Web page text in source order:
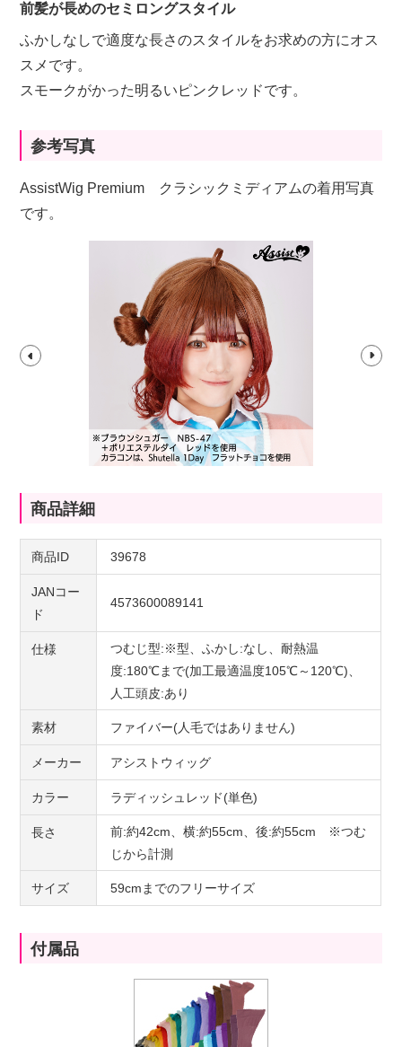
前髪が長めのセミロングスタイル
ふかしなしで適度な長さのスタイルをお求めの方にオス
スメです。
スモークがかった明るいピンクレッドです。
参考写真
AssistWig Premium クラシックミディアムの着用写真
です。
商品詳細
商品ID 39678
JANコー
ド
4573600089141
仕様
つむじ型:※型、ふかし:なし、耐熱温
度:180℃まで(加工最適温度105℃～120℃)、
人工頭皮:あり
素材 ファイバー(人毛ではありません)
メーカー アシストウィッグ
カラー ラディッシュレッド(単色)
長さ
前:約42cm、横:約55cm、後:約55cm ※つむ
じから計測
サイズ 59cmまでのフリーサイズ
付属品